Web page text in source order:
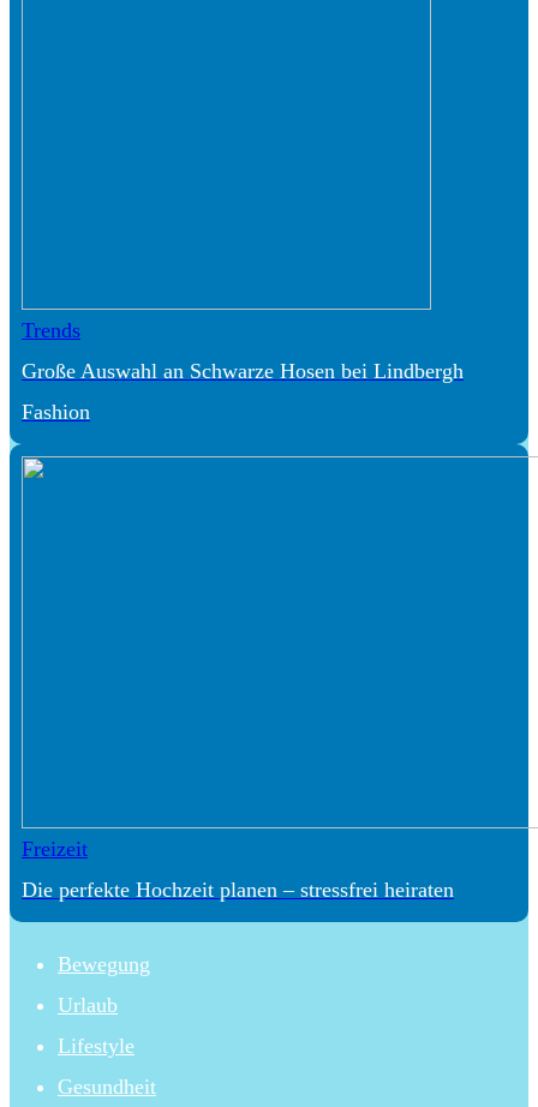
Trends
Große Auswahl an Schwarze Hosen bei Lindbergh
Fashion
Freizeit
Die perfekte Hochzeit planen – stressfrei heiraten
Bewegung
Urlaub
Lifestyle
Gesundheit